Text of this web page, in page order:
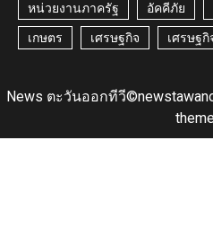
หน่วยงานภาครัฐ อัคคีภัย
เกษตร เศรษฐกิจ เศรษฐกิ
News ตะวันออกทีวี